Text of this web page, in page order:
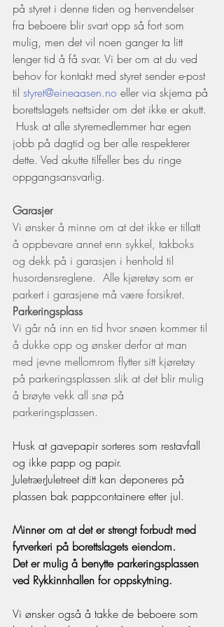
på styret i denne tiden og henvendelser
fra beboere blir svart opp så fort som
mulig, men det vil noen ganger ta litt
lenger tid å få svar. Vi ber om at du ved
behov for kontakt med styret sender e-post
til styret@eineaasen.no eller via skjema på
borettslagets nettsider om det ikke er akutt.
jobb på dagtid og ber alle respekterer
dette. Ved akutte tilfeller bes du ringe
oppgangsansvarlig.
Garasjer
Vi ønsker å minne om at det ikke er tillatt
å oppbevare annet enn sykkel, takboks
og dekk på i garasjen i henhold til
husordensreglene.  Alle kjøretøy som er
parkert i garasjene må være forsikret.
Parkeringsplass
Vi går nå inn en tid hvor snøen kommer til
å dukke opp og ønsker derfor at man
med jevne mellomrom flytter sitt kjøretøy
på parkeringsplassen slik at det blir mulig
å brøyte vekk all snø på
parkeringsplassen.
Husk at gavepapir sorteres som restavfall
og ikke papp og papir.
JuletrærJuletreet ditt kan deponeres på
plassen bak pappcontainere etter jul.
Minner om at det er strengt forbudt med
fyrverkeri på borettslagets eiendom.
Det er mulig å benytte parkeringsplassen
ved Rykkinnhallen for oppskytning.
Vi ønsker også å takke de beboere som